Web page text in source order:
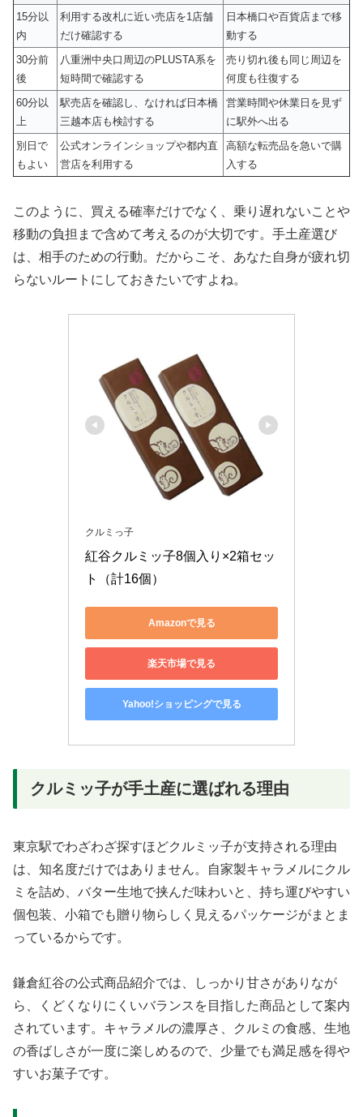
15分以
内
利用する改札に近い売店を1店舗
だけ確認する
日本橋口や百貨店まで移
動する
30分前
後
八重洲中央口周辺のPLUSTA系を
短時間で確認する
売り切れ後も同じ周辺を
何度も往復する
60分以
上
駅売店を確認し、なければ日本橋
三越本店も検討する
営業時間や休業日を見ず
に駅外へ出る
別日で
もよい
公式オンラインショップや都内直
営店を利用する
高額な転売品を急いで購
入する
このように、買える確率だけでなく、乗り遅れないことや
移動の負担まで含めて考えるのが大切です。手土産選び
は、相手のための行動。だからこそ、あなた自身が疲れ切
らないルートにしておきたいですよね。
クルミっ子
紅谷クルミッ子8個入り×2箱セッ
ト（計16個）
Amazonで見る
楽天市場で見る
Yahoo!ショッピングで見る
クルミッ子が手土産に選ばれる理由
東京駅でわざわざ探すほどクルミッ子が支持される理由
は、知名度だけではありません。自家製キャラメルにクル
ミを詰め、バター生地で挟んだ味わいと、持ち運びやすい
個包装、小箱でも贈り物らしく見えるパッケージがまとま
っているからです。
鎌倉紅谷の公式商品紹介では、しっかり甘さがありなが
ら、くどくなりにくいバランスを目指した商品として案内
されています。キャラメルの濃厚さ、クルミの食感、生地
の香ばしさが一度に楽しめるので、少量でも満足感を得や
すいお菓子です。